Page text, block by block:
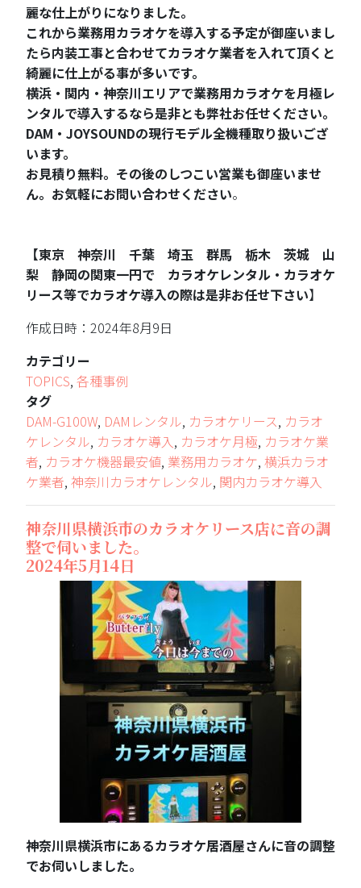
麗な仕上がりになりました。
これから業務用カラオケを導入する予定が御座いまし
たら内装工事と合わせてカラオケ業者を入れて頂くと
綺麗に仕上がる事が多いです。
横浜・関内・神奈川エリアで業務用カラオケを月極レ
ンタルで導入するなら是非とも弊社お任せください。
DAM・JOYSOUNDの現行モデル全機種取り扱いござ
います。
お見積り無料。その後のしつこい営業も御座いませ
ん。お気軽にお問い合わせください。
【東京 神奈川 千葉 埼玉 群馬 栃木 茨城 山
梨 静岡の関東一円で カラオケレンタル・カラオケ
リース等でカラオケ導入の際は是非お任せ下さい】
作成日時：2024年8月9日
カテゴリー
TOPICS, 各種事例
タグ
DAM-G100W, DAMレンタル, カラオケリース, カラオ
ケレンタル, カラオケ導入, カラオケ月極, カラオケ業
者, カラオケ機器最安値, 業務用カラオケ, 横浜カラオ
ケ業者, 神奈川カラオケレンタル, 関内カラオケ導入
神奈川県横浜市のカラオケリース店に音の調
整で伺いました。
2024年5月14日
神奈川県横浜市にあるカラオケ居酒屋さんに音の調整
でお伺いしました。